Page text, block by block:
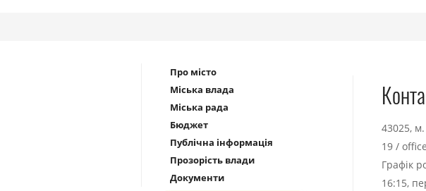
Про місто
Міська влада
Міська рада
Бюджет
Публічна інформація
Прозорість влади
Документи
43025,
19 /
Графік
16:15,